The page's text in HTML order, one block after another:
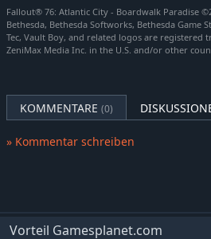
deinen neuen Nachbarn an, die das
wollen, und erlebe Appalachia durch
Bewohner neu – oder sei egoistisch
Challenges ab, um verschiedenste
Verbrauchsgegenstände, C.A.M.P.-
freizuschalten.
Fallout® 76: Atlantic City - Boardwalk Paradise
Bethesda, Bethesda Softworks, Bethesda Game
Tec, Vault Boy, and related logos are registered
ZeniMax Media Inc. in the U.S. and/or other
KOMMENTARE (0)
» Kommentar schreiben
Vorteil Gamesplanet.com